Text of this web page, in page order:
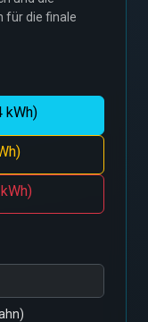
für die finale
kWh)